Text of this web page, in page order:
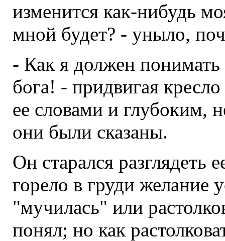
изменится как-нибудь
мной будет? - уныло,
- Как я должен
бога! - придвигая
ее словами и глубоким,
они были сказаны.
Он старался
горело в груди желание
"мучилась" или
понял; но как